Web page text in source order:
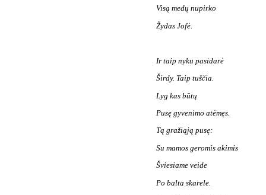
Visą medų nupirko
Žydas Jofė.
Ir taip nyku pasidarė
Širdy. Taip tuščia.
Lyg kas būtų
Pusę gyvenimo atėmęs.
Tą gražiąją pusę:
Su mamos geromis akimis
Šviesiame veide
Po balta skarele.